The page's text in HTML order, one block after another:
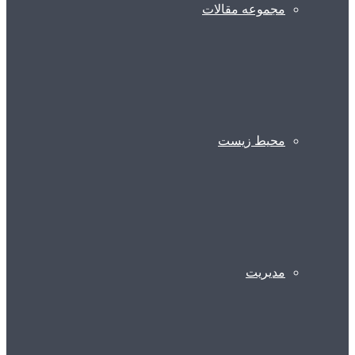
مجموعه مقالات
محیط زیست
مدیریت